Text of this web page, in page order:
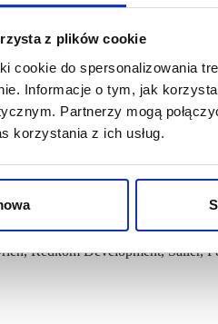
z plików cookie
cookie do spersonalizowania
Informacje o tym, jak
Partnerzy mogą
korzystania z ich usług.
Warszawa. Nieodłącznym
potwierdziło ponad 1200
roku pojawił się jednak
oni około 10 procent,
zostanie nagrana i
Ekoenergetyka, Enefit, G City
Redkom Development, Saller,